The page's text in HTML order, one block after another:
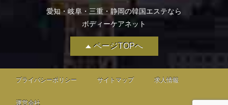
ページTOPへ
愛知・岐阜・三重・静岡の韓国エステなら
ボディーケアネット
プライバシーポリシー サイトマップ 求人情報
運営会社